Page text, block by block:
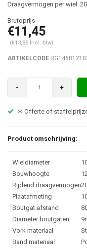
Draagvermogen per wiel:
€11,45
(€13,85 Incl. btw)
ARTIKELCODE
- +
✉ Offerte of
Product omschrijving:
Wieldiameter
Bouwhoogte
Rijdend draagvermogen
Plaatafmeting
Boutgat afstand
Diameter boutgaten
Vork materiaal
Band materiaal